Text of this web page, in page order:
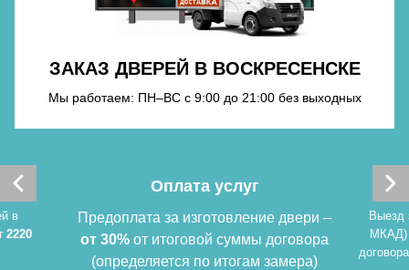
Хочу такую
ЗАКАЗ ДВЕРЕЙ В ВОСКРЕСЕНСКЕ
Мы работаем: ПН–ВС с 9:00 до 21:00 без выходных
в
2220
Оплата услуг
Предоплата за изготовление двери –
от 30% от итоговой суммы договора
(определяется по итогам замера)
Выезд